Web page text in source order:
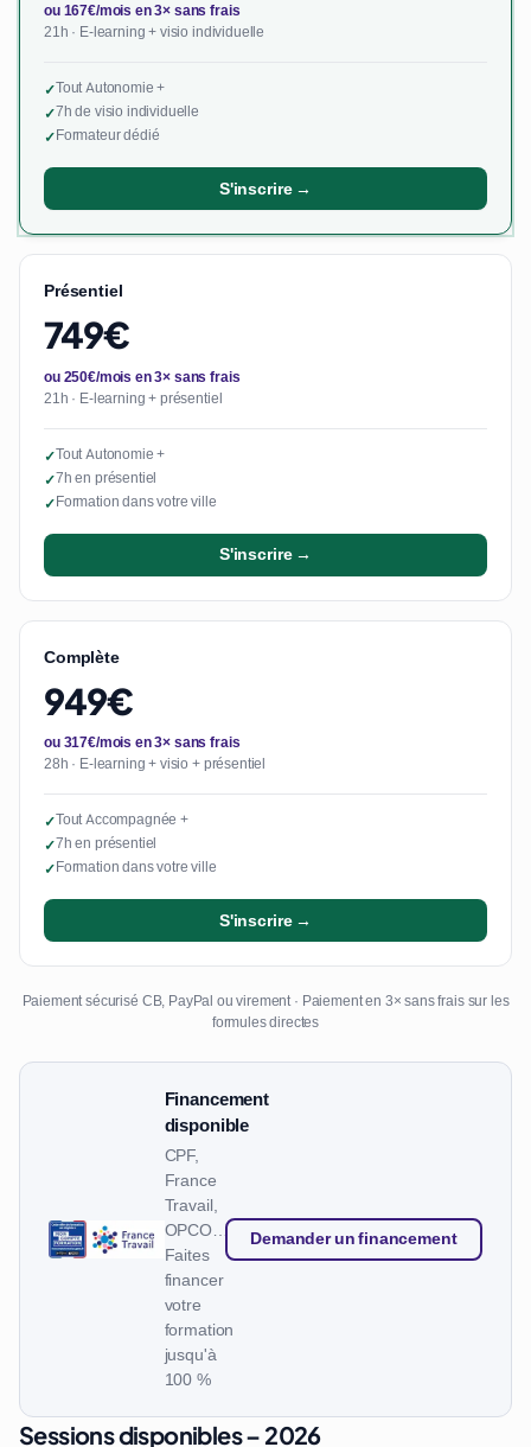
ou 167€/mois en 3× sans frais
21h · E-learning + visio individuelle
✓Tout Autonomie +
✓7h de visio individuelle
✓Formateur dédié
S'inscrire →
Présentiel
749€
ou 250€/mois en 3× sans frais
21h · E-learning + présentiel
✓Tout Autonomie +
✓7h en présentiel
✓Formation dans votre ville
S'inscrire →
Complète
949€
ou 317€/mois en 3× sans frais
28h · E-learning + visio + présentiel
✓Tout Accompagnée +
✓7h en présentiel
✓Formation dans votre ville
S'inscrire →
Paiement sécurisé CB, PayPal ou virement · Paiement en 3× sans frais sur les
formules directes
Financement
disponible
CPF,
France
Travail,
OPCO…
Faites
financer
votre
formation
jusqu'à
100 %
Demander un financement
Sessions disponibles – 2026